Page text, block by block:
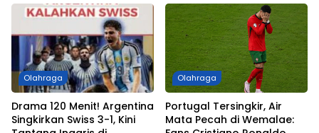
Dunia 2026
Olahraga
Drama 120 Menit! Argentina
Singkirkan Swiss 3-1, Kini
Olahraga
Portugal Tersingkir, Air
Mata Pecah di Wemalae: